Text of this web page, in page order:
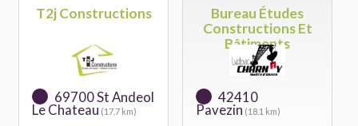
T2j Constructions
69700 St Andeol
Le Chateau (17.7 km)
Bureau Études
Constructions Et
Bâtiments
42410
Pavezin (18.1 km)